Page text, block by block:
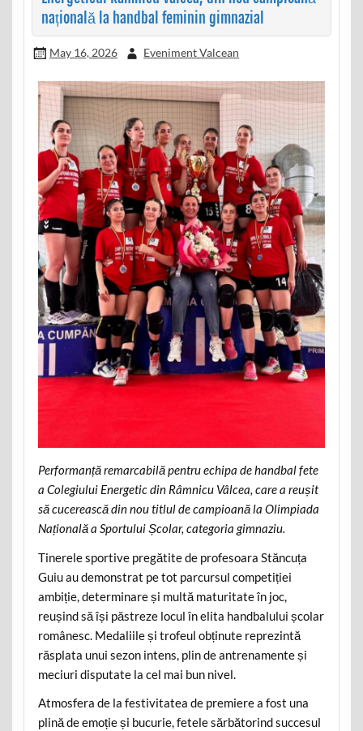
națională la handbal feminin gimnazial
May 16, 2026 Eveniment Valcean
Performanță remarcabilă pentru echipa de handbal fete
a Colegiului Energetic din Râmnicu Vâlcea, care a reușit
să cucerească din nou titlul de campioană la Olimpiada
Națională a Sportului Școlar, categoria gimnaziu.
Tinerele sportive pregătite de profesoara Stăncuța
Guiu au demonstrat pe tot parcursul competiției
ambiție, determinare și multă maturitate în joc,
reușind să își păstreze locul în elita handbalului școlar
românesc. Medaliile și trofeul obținute reprezintă
răsplata unui sezon intens, plin de antrenamente și
meciuri disputate la cel mai bun nivel.
Atmosfera de la festivitatea de premiere a fost una
plină de emoție și bucurie, fetele sărbătorind succesul